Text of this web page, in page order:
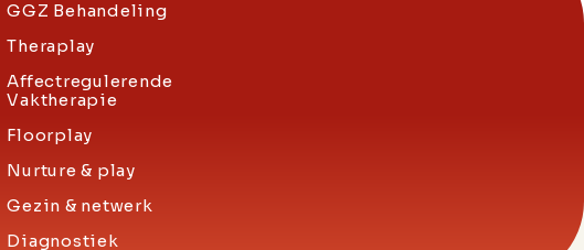
GGZ Behandeling
Theraplay
Affectregulerende
Vaktherapie
Floorplay
Nurture & play
Gezin & netwerk
Diagnostiek